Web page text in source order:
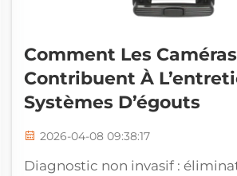
Comment Les
Contribuent À
Systèmes D’égouts
2026-04-08 09:38:17
Diagnostic non invasif :